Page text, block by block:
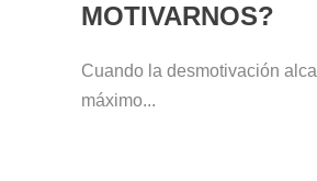
MOTIVARNOS?
Cuando la desmotivación
máximo...